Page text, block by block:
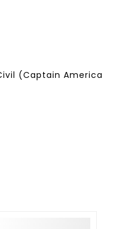
(Captain America